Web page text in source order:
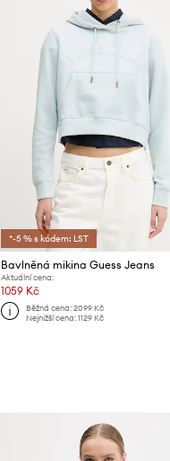
*-5 % s kódem: LST
Bavlněná mikina Guess Jeans
Aktuální cena:
1059 Kč
Běžná cena: 2099 Kč
Nejnižší cena: 1129 Kč